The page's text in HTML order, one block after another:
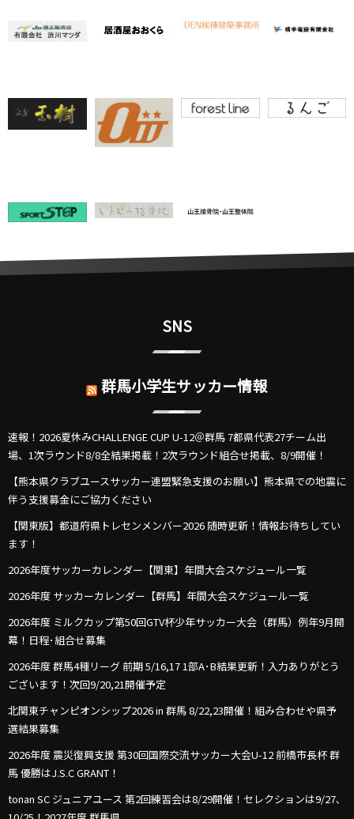
SNS
群馬小学生サッカー情報
速報！2026夏休みCHALLENGE CUP U-12＠群馬 7都県代表27チーム出
場、1次ラウンド8/8全結果掲載！2次ラウンド組合せ掲載、8/9開催！
【熊本県クラブユースサッカー連盟緊急支援のお願い】熊本県での地震に
伴う支援募金にご協力ください
【関東版】都道府県トレセンメンバー2026 随時更新！情報お待ちしてい
ます！
2026年度サッカーカレンダー【関東】年間大会スケジュール一覧
2026年度 サッカーカレンダー【群馬】年間大会スケジュール一覧
2026年度 ミルクカップ第50回GTV杯少年サッカー大会（群馬）例年9月開
幕！日程･組合せ募集
2026年度 群馬4種リーグ 前期 5/16,17 1部A･B結果更新！入力ありがとう
ございます！次回9/20,21開催予定
北関東チャンピオンシップ2026 in 群馬 8/22,23開催！組み合わせや県予
選結果募集
2026年度 震災復興支援 第30回国際交流サッカー大会U-12 前橋市長杯 群
馬 優勝はJ.S.C GRANT！
tonan SC ジュニアユース 第2回練習会は8/29開催！セレクションは9/27､